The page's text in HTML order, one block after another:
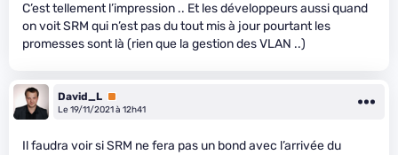
C’est tellement l’impression .. Et les développeurs aussi quand
on voit SRM qui n’est pas du tout mis à jour pourtant les
promesses sont là (rien que la gestion des VLAN ..)
David_L Premium
Le 19/11/2021 à 12h41
Il faudra voir si SRM ne fera pas un bond avec l’arrivée du